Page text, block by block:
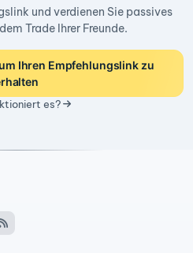
und verdienen Sie passives
Trade Ihrer Freunde.
Ihren Empfehlungslink zu
es?